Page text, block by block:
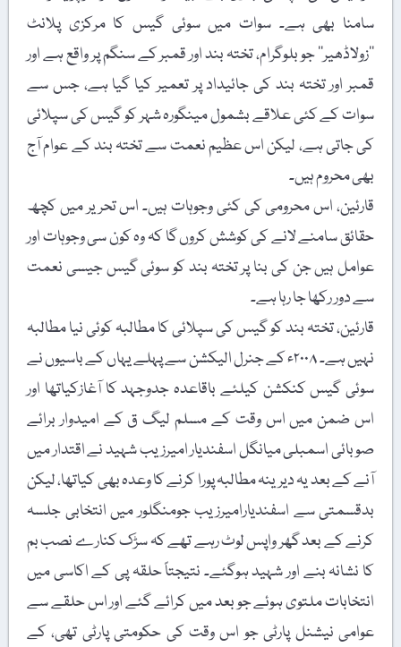
سامنا بھی ہے۔ سوات میں سوئی گیس کا مرکزی پلانٹ
’’زولاڈھیر‘‘ جو بلوگرام، تختہ بند اور قمبر کے سنگم پر واقع ہے اور
قمبر اور تختہ بند کی جائیداد پر تعمیر کیا گیا ہے، جس سے
سوات کے کئی علاقے بشمول مینگورہ شہر کو گیس کی سپلائی
کی جاتی ہے، لیکن اس عظیم نعمت سے تختہ بند کے عوام آج
بھی محروم ہیں۔
قارئین، اس محرومی کی کئی وجوہات ہیں۔ اس تحریر میں کچھ
حقائق سامنے لانے کی کوشش کروں گا کہ وہ کون سی وجوہات اور
عوامل ہیں جن کی بنا پر تختہ بند کو سوئی گیس جیسی نعمت
سے دور رکھا جا رہا ہے۔
قارئین، تختہ بند کو گیس کی سپلائی کا مطالبہ کوئی نیا مطالبہ
نہیں ہے۔ ۲۰۰۸ء کے جنرل الیکشن سے پہلے یہاں کے باسیوں نے
سوئی گیس کنکشن کیلئے باقاعدہ جدوجہد کا آغازکیاتھا اور
اس ضمن میں اس وقت کے مسلم لیگ ق کے امیدوار برائے
صوبائی اسمبلی میانگل اسفندیار امیرزیب شہید نے اقتدار میں
آنے کے بعد یہ دیرینہ مطالبہ پورا کرنے کا وعدہ بھی کیاتھا، لیکن
بدقسمتی سے اسفندیارامیرزیب جومنگلور میں انتخابی جلسہ
کرنے کے بعد گھر واپس لوٹ رہے تھے کہ سڑک کنارے نصب بم
کا نشانہ بنے اور شہید ہوگئے۔ نتیجتاً حلقہ پی کے اکاسی میں
انتخابات ملتوی ہوئے جو بعد میں کرائے گئے اور اس حلقے سے
عوامی نیشنل پارٹی جو اس وقت کی حکومتی پارٹی تھی، کے